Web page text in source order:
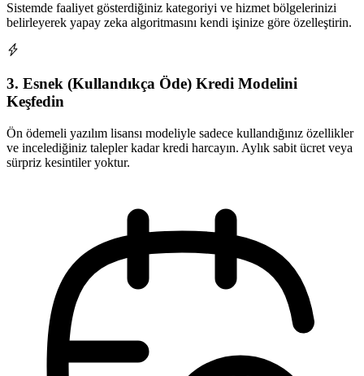
Sistemde faaliyet gösterdiğiniz kategoriyi ve hizmet bölgelerinizi
belirleyerek yapay zeka algoritmasını kendi işinize göre özelleştirin.
3. Esnek (Kullandıkça Öde) Kredi Modelini
Keşfedin
Ön ödemeli yazılım lisansı modeliyle sadece kullandığınız özellikler
ve incelediğiniz talepler kadar kredi harcayın. Aylık sabit ücret veya
sürpriz kesintiler yoktur.